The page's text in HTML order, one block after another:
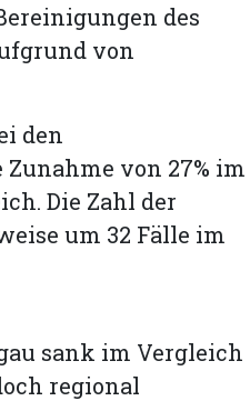
des
von
den
von 27% im
Die Zahl der
um 32 Fälle im
sank im Vergleich
regional